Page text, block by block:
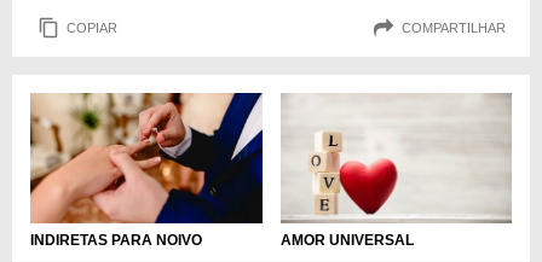
COPIAR COMPARTILHAR
INDIRETAS PARA NOIVO AMOR UNIVERSAL